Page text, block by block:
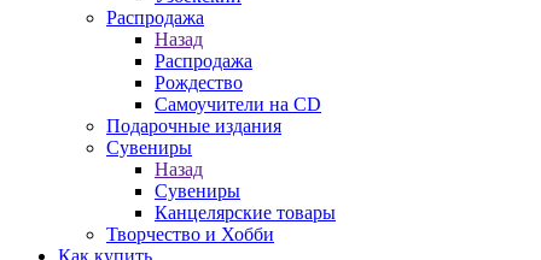
Распродажа
Назад
Распродажа
Рождество
Самоучители на CD
Подарочные издания
Сувениры
Назад
Сувениры
Канцелярские товары
Творчество и Хобби
Как купить